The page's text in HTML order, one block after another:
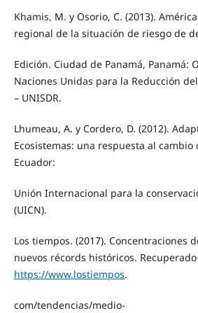
Khamis, M. y Osorio, C. (2013).
regional de la situación de riesgo de
Edición. Ciudad de Panamá, Panamá:
Naciones Unidas para la Reducción
– UNISDR.
Lhumeau, A. y Cordero, D. (2012).
Ecosistemas: una respuesta al cambio
Ecuador:
Unión Internacional para la
(UICN).
Los tiempos. (2017). Concentraciones
nuevos récords históricos.
https://www.lostiempos.
com/tendencias/medio-